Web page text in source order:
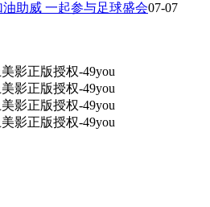
助威 一起参与足球盛会07-07